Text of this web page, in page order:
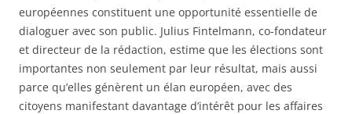
européennes constituent une opportunité essentielle de
dialoguer avec son public. Julius Fintelmann, co-fondateur
et directeur de la rédaction, estime que les élections sont
importantes non seulement par leur résultat, mais aussi
parce qu’elles génèrent un élan européen, avec des
citoyens manifestant davantage d’intérêt pour les affaires